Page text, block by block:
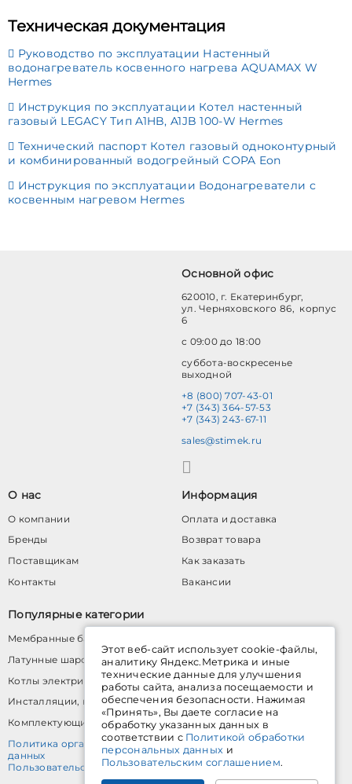
Техническая документация
Руководство по эксплуатации Настенный
водонагреватель косвенного нагрева AQUAMAX W
Hermes
Инструкция по эксплуатации Котел настенный
газовый LEGACY Тип A1HB, A1JB 100-W Hermes
Технический паспорт Котел газовый одноконтурный
и комбинированный водогрейный COPA Eon
Инструкция по эксплуатации Водонагреватели с
косвенным нагревом Hermes
Основной офис
620010, г. Екатеринбург,
ул. Черняховского 86, корпус
6
с 09:00 до 18:00
суббота-воскресенье
выходной
+8 (800) 707-43-01
+7 (343) 364-57-53
+7 (343) 243-67-11
sales@stimek.ru
О нас
О компании
Бренды
Поставщикам
Контакты
Информация
Оплата и доставка
Возврат товара
Как заказать
Вакансии
Популярные категории
Мембранные баки для водоснабжения
Латунные шаровые краны
Котлы электрические
Инсталляции, кнопки, аксессуары
Комплектующие для водяного теплого пола
Политика организации в отношении обработки персональных
данных
Пользовательское соглашение
Этот веб-сайт использует cookie-файлы,
аналитику Яндекс.Метрика и иные
технические данные для улучшения
работы сайта, анализа посещаемости и
обеспечения безопасности. Нажимая
«Принять», Вы даете согласие на
обработку указанных данных в
соответствии с Политикой обработки
персональных данных и
Пользовательским соглашением.